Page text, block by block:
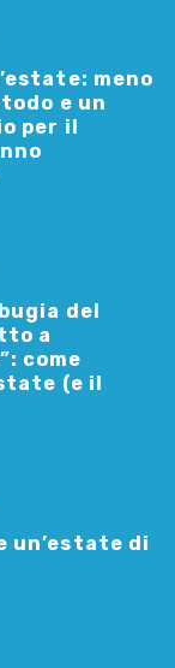
meno
e un
per il
del
a
come
(e il
un’estate di